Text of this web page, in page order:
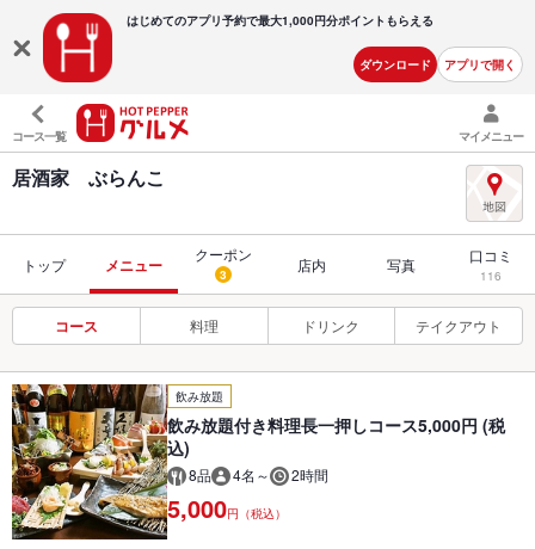
はじめてのアプリ予約で最大1,000円分ポイントもらえる
ダウンロード アプリで開く
コース一覧 マイメニュー
居酒家 ぶらんこ
トップ メニュー
クーポン
3 店内 写真 口コミ
116
コース 料理 ドリンク テイクアウト
飲み放題
飲み放題付き料理長一押しコース5,000円 (税
込)
8品 4名～ 2時間
5,000円（税込）